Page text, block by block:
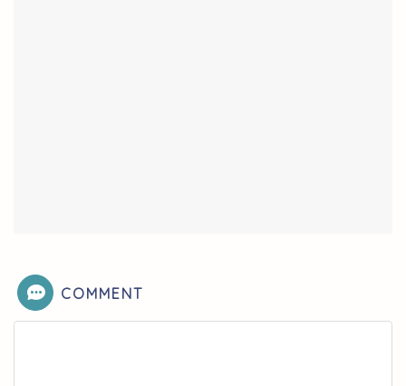
COMMENT